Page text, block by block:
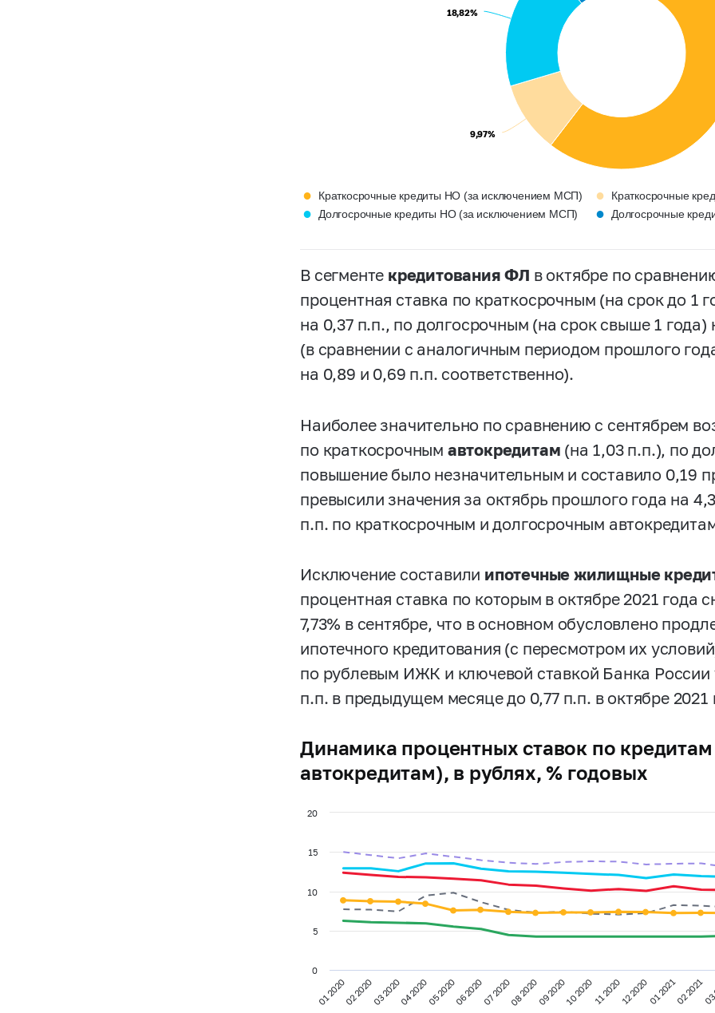
9,97%
9,97%
18,82%
18,82%
● Краткосрочные кредиты НО (за исключением МСП) ● Краткосрочные
● Долгосрочные кредиты НО (за исключением МСП) ● Долгосрочные
В сегменте кредитования ФЛ в октябре по
процентная ставка по краткосрочным (на срок до 1
на 0,37 п.п., по долгосрочным (на срок свыше 1
(в сравнении с аналогичным периодом прошлого
на 0,89 и 0,69 п.п. соответственно).
Наиболее значительно по сравнению с сентябрем
по краткосрочным автокредитам (на 1,03 п.п.), по
повышение было незначительным и составило 0,19
превысили значения за октябрь прошлого года на
п.п. по краткосрочным и долгосрочным
Исключение составили ипотечные жилищные
процентная ставка по которым в октябре 2021 года
7,73% в сентябре, что в основном обусловлено
ипотечного кредитования (с пересмотром их
по рублевым ИЖК и ключевой ставкой Банка России
п.п. в предыдущем месяце до 0,77 п.п. в октябре 2021
Динамика процентных ставок по
автокредитам), в рублях, % годовых
01 202002 202003 202004 202005 202006 202007 202008 202009 202010 202011 202012 202001 202102 2021
0
5
10
15
20